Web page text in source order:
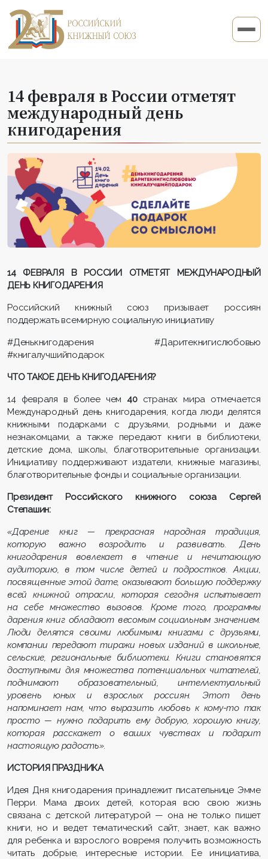
14 февраля в России отметят
международный день
книгодарения
14 ФЕВРАЛЯ В РОССИИ ОТМЕТЯТ МЕЖДУНАРОДНЫЙ
ДЕНЬ КНИГОДАРЕНИЯ
Российский книжный союз призывает россиян
поддержать всемирную социальную инициативу
#Денькнигодарения #Даритекнигислюбовью
#книгалучшийподарок
ЧТО ТАКОЕ ДЕНЬ КНИГОДАРЕНИЯ?
14 февраля в более чем 40странах мира отмечается
Международный день книгодарения, когда люди делятся
книжными подарками с друзьями, родными и даже
незнакомцами, а также передают книги в библиотеки,
детские дома, школы, благотворительные организации.
Инициативу поддерживают издатели, книжные магазины,
благотворительные фонды и социальные организации.
Президент Российского книжного союза Сергей
Степашин:
«Дарение книг — прекрасная народная традиция,
которую важно возродить и развивать. День
книгодарения вовлекает в чтение и нечитающую
аудиторию, в том числе детей и подростков. Акции,
посвященные этой дате, оказывают большую поддержку
всей книжной отрасли, которая сегодня испытывает
на себе множество вызовов. Кроме того, программы
дарения книг обладают весомым социальным значением.
Люди делятся своими любимыми книгами с друзьями,
компании передают тиражи новых изданий в школьные,
сельские, региональные библиотеки. Книги становятся
доступными для множества потенциальных читателей,
поднимают образовательный, интеллектуальный
уровень юных и взрослых россиян. Этот день
напоминает нам, что выразить любовь к кому-то так
просто — нужно подарить ему добрую, хорошую книгу,
которая расскажет о ваших чувствах и подарит
настоящую радость».
ИСТОРИЯ ПРАЗДНИКА
Идея Дня книгодарения принадлежит писательнице Эмме
Перри. Мама двоих детей, которая всю свою жизнь
связана с детской литературой — она не только пишет
книги, но и ведет тематический сайт, знает, как важно
для ребенка и взрослого вовремя получить возможность
читать добрые, интересные истории. Ее инициатива,